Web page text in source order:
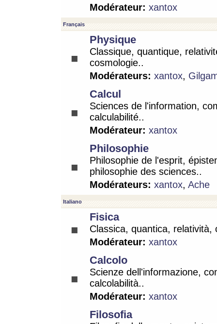
Modérateur: xantox
Français
Physique
Classique, quantique,
cosmologie..
Modérateurs: xantox,
Calcul
Sciences de l'information,
calculabilité..
Modérateur: xantox
Philosophie
Philosophie de l'esprit,
philosophie des sciences..
Modérateurs: xantox, Ache
Italiano
Fisica
Classica, quantica, relatività,
Modérateur: xantox
Calcolo
Scienze dell'informazione,
calcolabilità..
Modérateur: xantox
Filosofia